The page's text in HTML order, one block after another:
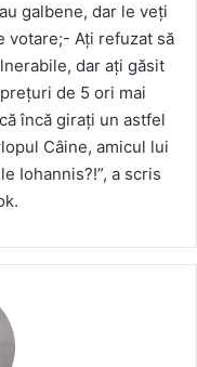
galbene, dar le veți
votare;- Ați refuzat să
dar ați găsit
de 5 ori mai
încă girați un astfel
Câine, amicul lui
Iohannis?!”, a scris